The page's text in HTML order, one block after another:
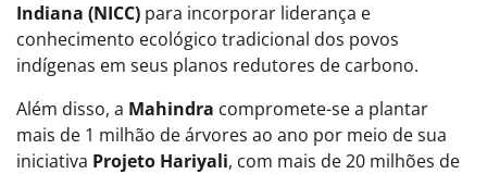
Indiana (NICC) para incorporar liderança e
conhecimento ecológico tradicional dos povos
indígenas em seus planos redutores de carbono.
Além disso, a Mahindra compromete-se a plantar
mais de 1 milhão de árvores ao ano por meio de sua
iniciativa Projeto Hariyali, com mais de 20 milhões de